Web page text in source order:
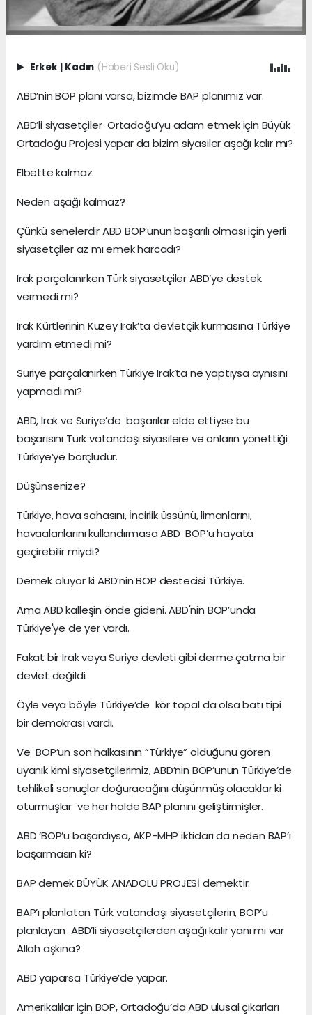
Erkek | Kadın (Haberi Sesli Oku)
ABD’nin BOP planı varsa, bizimde BAP planımız var.
ABD’li siyasetçiler Ortadoğu’yu adam etmek için Büyük
Ortadoğu Projesi yapar da bizim siyasiler aşağı kalır mı?
Elbette kalmaz.
Neden aşağı kalmaz?
Çünkü senelerdir ABD BOP’unun başarılı olması için yerli
siyasetçiler az mı emek harcadı?
Irak parçalanırken Türk siyasetçiler ABD’ye destek
vermedi mi?
Irak Kürtlerinin Kuzey Irak’ta devletçik kurmasına Türkiye
yardım etmedi mi?
Suriye parçalanırken Türkiye Irak’ta ne yaptıysa aynısını
yapmadı mı?
ABD, Irak ve Suriye’de başarılar elde ettiyse bu
başarısını Türk vatandaşı siyasilere ve onların yönettiği
Türkiye’ye borçludur.
Düşünsenize?
Türkiye, hava sahasını, İncirlik üssünü, limanlarını,
havaalanlarını kullandırmasa ABD BOP’u hayata
geçirebilir miydi?
Demek oluyor ki ABD’nin BOP destecisi Türkiye.
Ama ABD kalleşin önde gideni. ABD'nin BOP’unda
Türkiye'ye de yer vardı.
Fakat bir Irak veya Suriye devleti gibi derme çatma bir
devlet değildi.
Öyle veya böyle Türkiye’de kör topal da olsa batı tipi
bir demokrasi vardı.
Ve BOP’un son halkasının “Türkiye” olduğunu gören
uyanık kimi siyasetçilerimiz, ABD’nin BOP’unun Türkiye’de
tehlikeli sonuçlar doğuracağını düşünmüş olacaklar ki
oturmuşlar ve her halde BAP planını geliştirmişler.
ABD ‘BOP’u başardıysa, AKP-MHP iktidarı da neden BAP’ı
başarmasın ki?
BAP demek BÜYÜK ANADOLU PROJESİ demektir.
BAP’ı planlatan Türk vatandaşı siyasetçilerin, BOP’u
planlayan ABD’li siyasetçilerden aşağı kalır yanı mı var
Allah aşkına?
ABD yaparsa Türkiye’de yapar.
Amerikalılar için BOP, Ortadoğu’da ABD ulusal çıkarları